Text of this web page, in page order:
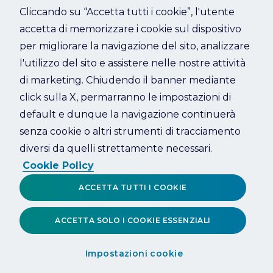
Refresh
Cliccando su “Accetta tutti i cookie”, l'utente
accetta di memorizzare i cookie sul dispositivo
per migliorare la navigazione del sito, analizzare
l'utilizzo del sito e assistere nelle nostre attività
di marketing. Chiudendo il banner mediante
click sulla X, permarranno le impostazioni di
default e dunque la navigazione continuerà
senza cookie o altri strumenti di tracciamento
diversi da quelli strettamente necessari.
Cookie Policy
Impostazioni cookie
ACCETTA SOLO I COOKIE ESSENZIALI
ACCETTA TUTTI I COOKIE